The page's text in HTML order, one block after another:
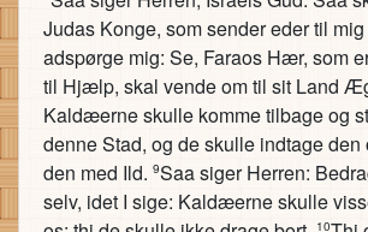
Judas Konge, som sender eder til
adspørge mig: Se, Faraos Hær, som
til Hjælp, skal vende om til sit Land
Kaldæerne skulle komme tilbage og
denne Stad, og de skulle indtage
den med Ild. 9Saa siger Herren:
selv, idet I sige: Kaldæerne skulle
10